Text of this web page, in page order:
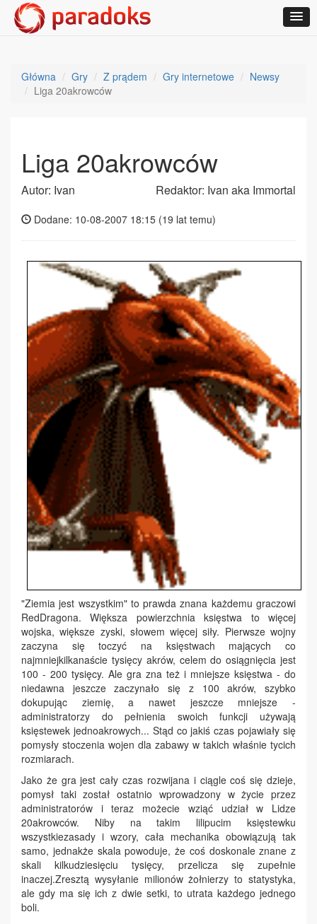
Główna Gry Z prądem Gry internetowe
Newsy
Liga 20akrowców
Liga 20akrowców
Autor: Ivan Redaktor: Ivan aka Immortal
Dodane: 10-08-2007 18:15 (19 lat temu)
"Ziemia jest wszystkim" to prawda znana każdemu graczowi
RedDragona. Większa powierzchnia księstwa to więcej
wojska, większe zyski, słowem więcej siły. Pierwsze wojny
zaczyna się toczyć na księstwach mających co
najmniejkilkanaście tysięcy akrów, celem do osiągnięcia jest
100 - 200 tysięcy. Ale gra zna też i mniejsze księstwa - do
niedawna jeszcze zaczynało się z 100 akrów, szybko
dokupując ziemię, a nawet jeszcze mniejsze -
administratorzy do pełnienia swoich funkcji używają
księstewek jednoakrowych... Stąd co jakiś czas pojawiały się
pomysły stoczenia wojen dla zabawy w takich właśnie tycich
rozmiarach.
Jako że gra jest cały czas rozwijana i ciągle coś się dzieje,
pomysł taki został ostatnio wprowadzony w życie przez
administratorów i teraz możecie wziąć udział w Lidze
20akrowców. Niby na takim lilipucim księstewku
wszystkiezasady i wzory, cała mechanika obowiązują tak
samo, jednakże skala powoduje, że coś doskonale znane z
skali kilkudziesięciu tysięcy, przelicza się zupełnie
inaczej.Zresztą wysyłanie milionów żołnierzy to statystyka,
ale gdy ma się ich z dwie setki, to utrata każdego jednego
boli.